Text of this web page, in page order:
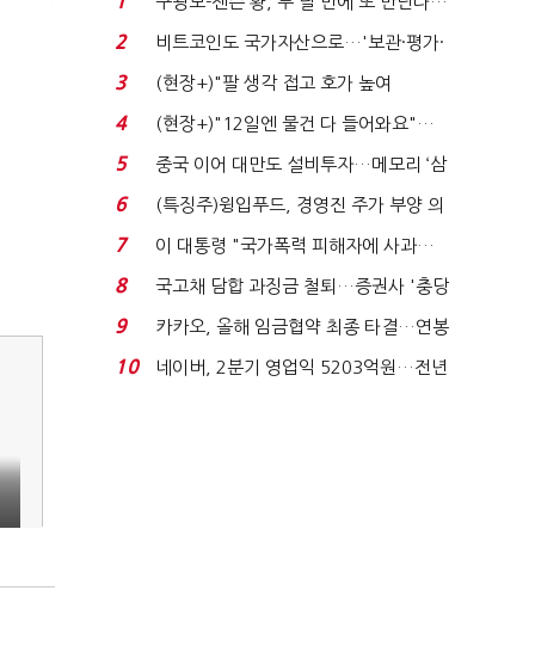
로봇·AI 등 논...
2
비트코인도 국가자산으로…'보관·평가·
처분' 기준은 ...
3
(현장+)"팔 생각 접고 호가 높여
요"…'덜 똘똘한 한 채' 20...
4
(현장+)"12일엔 물건 다 들어와요"…
빈 매대 채우며 문 연 ...
5
중국 이어 대만도 설비투자…메모리 ‘삼
국전쟁’
6
(특징주)윙입푸드, 경영진 주가 부양 의
지에 상한가...
7
이 대통령 "국가폭력 피해자에 사과…
적극적 조사로 진...
8
국고채 담합 과징금 철퇴…증권사 '충당
금 폭탄' 우려...
9
카카오, 올해 임금협약 최종 타결…연봉
6.3% 인상·격려...
10
네이버, 2분기 영업익 5203억원…전년